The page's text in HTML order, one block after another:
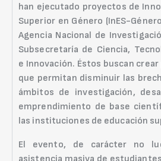
han ejecutado proyectos de
Superior en Género (InES-
Agencia Nacional de
Subsecretaría de Ciencia,
e Innovación. Éstos buscan
que permitan disminuir las
ámbitos de investigación,
emprendimiento de base
las instituciones de educación
El evento, de carácter no
asistencia masiva de